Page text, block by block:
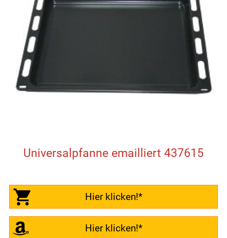
Universalpfanne emailliert 437615
Hier klicken!*
Hier klicken!*